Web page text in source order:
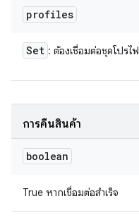
profiles
Set : ต้องเชื่อมต่อชุดโปร
การคืนสินค้า
boolean
True หากเชื่อมต่อสำเร็จ